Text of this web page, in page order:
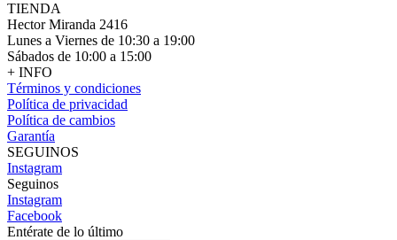
TIENDA
Hector Miranda 2416
Lunes a Viernes de 10:30 a 19:00
Sábados de 10:00 a 15:00
+ INFO
Términos y condiciones
Política de privacidad
Política de cambios
Garantía
SEGUINOS
Instagram
Seguinos
Instagram
Facebook
Entérate de lo último